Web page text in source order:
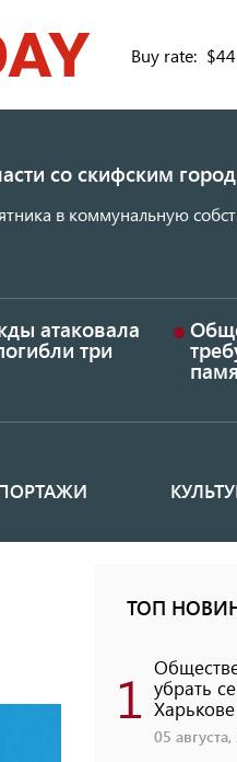
Buy rate:
со скифским
в коммунальную
атаковала
три
ТОП
1 убрать
Харькове
05